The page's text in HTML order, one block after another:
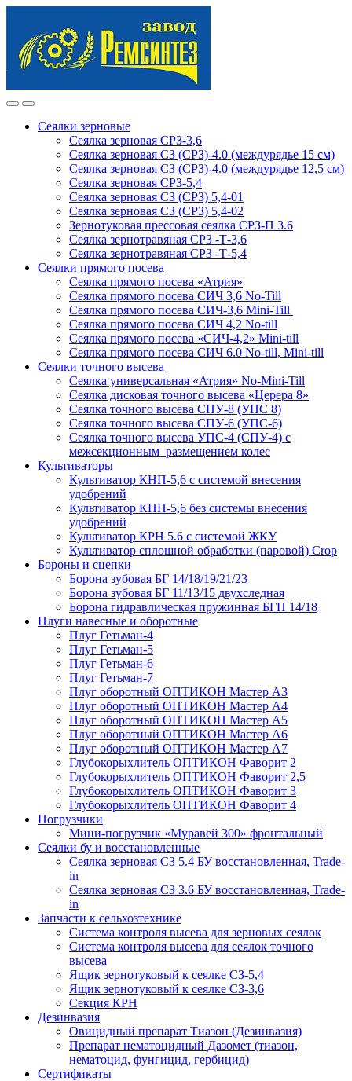
navigation
content
Сеялки зерновые
Сеялка зерновая СРЗ-3,6
Сеялка зерновая СЗ (СРЗ)-4.0 (междурядье 15 см)
Сеялка зерновая СЗ (СРЗ)-4.0 (междурядье 12,5 см)
Сеялка зерновая СРЗ-5,4
Сеялка зерновая СЗ (СРЗ) 5,4-01
Сеялка зерновая СЗ (СРЗ) 5,4-02
Зернотуковая прессовая сеялка СРЗ-П 3.6
Сеялка зернотравяная СРЗ -Т-3,6
Сеялка зернотравяная СРЗ -Т-5,4
Сеялки прямого посева
Сеялка прямого посева «Атрия»
Сеялка прямого посева СИЧ 3,6 No-Till
Сеялка прямого посева СИЧ-3,6 Mini-Till
Сеялка прямого посева СИЧ 4,2 No-till
Сеялка прямого посева «СИЧ-4,2» Mini-till
Сеялка прямого посева СИЧ 6.0 No-till, Mini-till
Сеялки точного высева
Сеялка универсальная «Атрия» No-Mini-Till
Сеялка дисковая точного высева «Церера 8»
Сеялка точного высева СПУ-8 (УПС 8)
Сеялка точного высева СПУ-6 (УПС-6)
Сеялка точного высева УПС-4 (СПУ-4) с
межсекционным размещением колес
Культиваторы
Культиватор КНП-5,6 с системой внесения
удобрений
Культиватор КНП-5,6 без системы внесения
удобрений
Культиватор КРН 5.6 с системой ЖКУ
Культиватор сплошной обработки (паровой) Crop
Бороны и сцепки
Борона зубовая БГ 14/18/19/21/23
Борона зубовая БГ 11/13/15 двухследная
Борона гидравлическая пружинная БГП 14/18
Плуги навесные и оборотные
Плуг Гетьман-4
Плуг Гетьман-5
Плуг Гетьман-6
Плуг Гетьман-7
Плуг оборотный ОПТИКОН Мастер А3
Плуг оборотный ОПТИКОН Мастер А4
Плуг оборотный ОПТИКОН Мастер А5
Плуг оборотный ОПТИКОН Мастер А6
Плуг оборотный ОПТИКОН Мастер А7
Глубокорыхлитель ОПТИКОН Фаворит 2
Глубокорыхлитель ОПТИКОН Фаворит 2,5
Глубокорыхлитель ОПТИКОН Фаворит 3
Глубокорыхлитель ОПТИКОН Фаворит 4
Погрузчики
Мини-погрузчик «Муравей 300» фронтальный
Сеялки бу и восстановленные
Сеялка зерновая СЗ 5.4 БУ восстановленная, Trade-
in
Сеялка зерновая СЗ 3.6 БУ восстановленная, Trade-
in
Запчасти к сельхозтехнике
Система контроля высева для зерновых сеялок
Система контроля высева для сеялок точного
высева
Ящик зернотуковый к сеялке СЗ-5,4
Ящик зернотуковый к сеялке СЗ-3,6
Секция КРН
Дезинвазия
Овицидный препарат Тиазон (Дезинвазия)
Препарат нематоцидный Дазомет (тиазон,
нематоцид, фунгицид, гербицид)
Сертификаты